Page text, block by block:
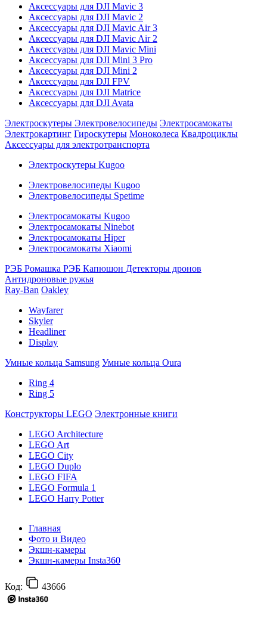
Аксессуары для DJI Mavic 3
Аксессуары для DJI Mavic 2
Аксессуары для DJI Mavic Air 3
Аксессуары для DJI Mavic Air 2
Аксессуары для DJI Mavic Mini
Аксессуары для DJI Mini 3 Pro
Аксессуары для DJI Mini 2
Аксессуары для DJI FPV
Аксессуары для DJI Matrice
Аксессуары для DJI Avata
Электроскутеры Электровелосипеды Электросамокаты
Электрокартинг Гироскутеры Моноколеса Квадроциклы
Аксессуары для электротранспорта
Электроскутеры Kugoo
Электровелосипеды Kugoo
Электровелосипеды Spetime
Электросамокаты Kugoo
Электросамокаты Ninebot
Электросамокаты Hiper
Электросамокаты Xiaomi
РЭБ Ромашка РЭБ Капюшон Детекторы дронов
Антидроновые ружья
Ray-Ban Oakley
Wayfarer
Skyler
Headliner
Display
Умные кольца Samsung Умные кольца Oura
Ring 4
Ring 5
Конструкторы LEGO Электронные книги
LEGO Architecture
LEGO Art
LEGO City
LEGO Duplo
LEGO FIFA
LEGO Formula 1
LEGO Harry Potter
Главная
Фото и Видео
Экшн-камеры
Экшн-камеры Insta360
Код: 43666